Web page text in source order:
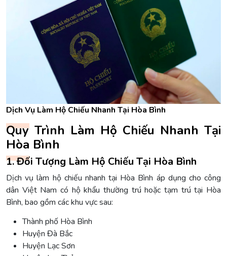
Dịch Vụ Làm Hộ Chiếu Nhanh Tại Hòa Bình
Quy Trình Làm Hộ Chiếu Nhanh Tại
Hòa Bình
1. Đối Tượng Làm Hộ Chiếu Tại Hòa Bình
Dịch vụ làm hộ chiếu nhanh tại Hòa Bình áp dụng cho công
dân Việt Nam có hộ khẩu thường trú hoặc tạm trú tại Hòa
Bình, bao gồm các khu vực sau:
Thành phố Hòa Bình
Huyện Đà Bắc
Huyện Lạc Sơn